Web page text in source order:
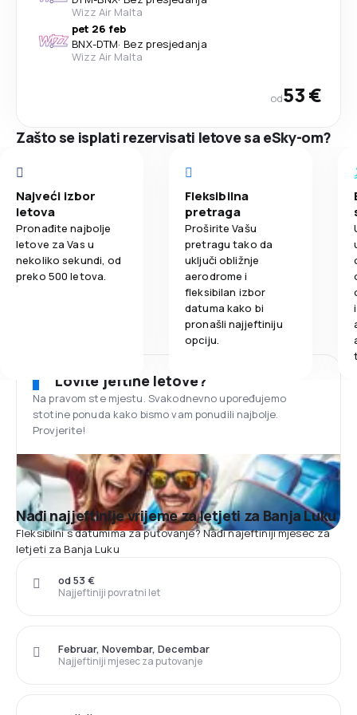
Wizz Air Malta
pet 26 feb
BNX-DTM· Bez presjedanja
Wizz Air Malta
od53 €
Zašto se isplati rezervisati letove sa eSky-om?
Najveći izbor
letova
Pronađite najbolje
letove za Vas u
nekoliko sekundi, od
preko 500 letova.
Fleksibilna
pretraga
Proširite Vašu
pretragu tako da
uključi obližnje
aerodrome i
fleksibilan izbor
datuma kako bi
pronašli najjeftiniju
opciju.
Lovite jeftine letove?
Na pravom ste mjestu. Svakodnevno upoređujemo
stotine ponuda kako bismo vam ponudili najbolje.
Provjerite!
Nađi najjeftinije vrijeme za letjeti za Banja Luku
Fleksibilni s datumima za putovanje? Nađi najeftiniji mjesec za
letjeti za Banja Luku
Najjeftiniji povratni let
od 53 €
Najjeftiniji mjesec za putovanje
Februar, Novembar, Decembar